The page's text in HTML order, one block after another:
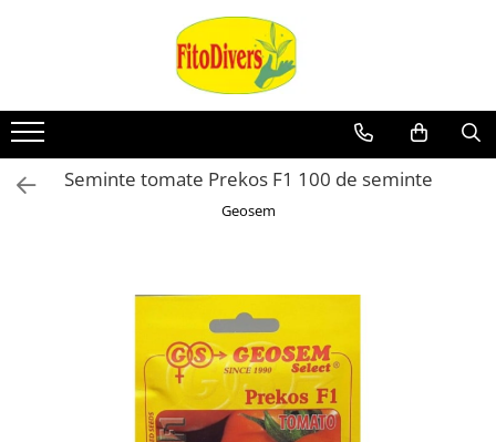
Seminte tomate Prekos F1 100 de seminte
Geosem